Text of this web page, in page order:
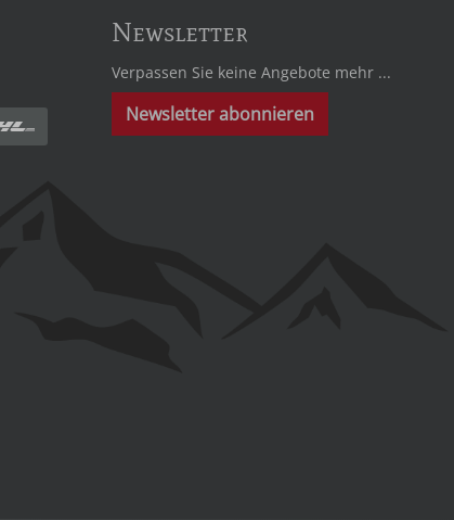
Newsletter
Verpassen Sie keine Angebote mehr ...
Newsletter abonnieren